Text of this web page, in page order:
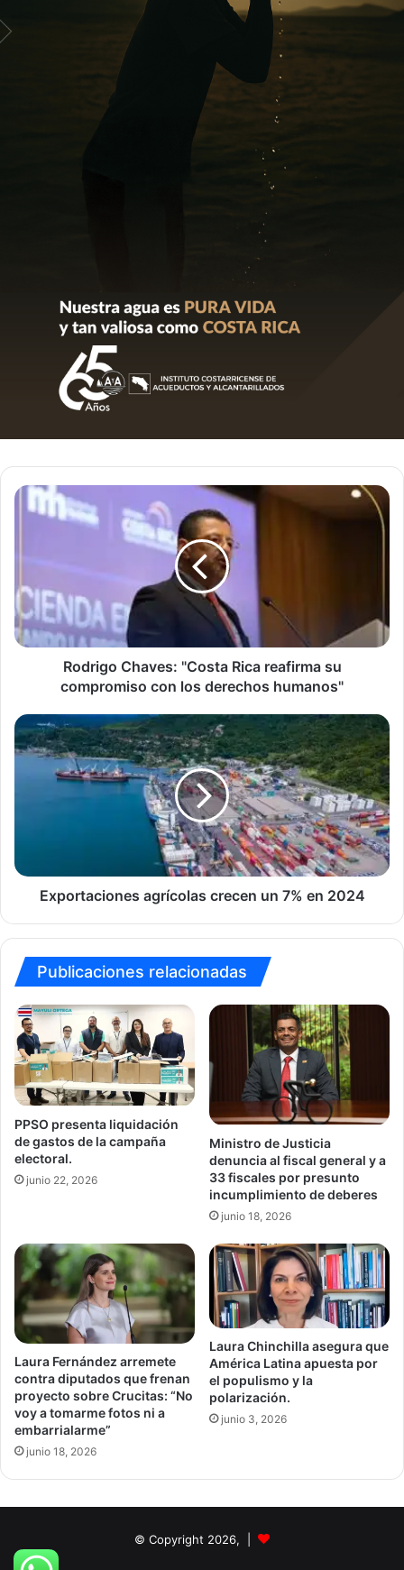
Rodrigo
Chaves:
reafirma
su
compromiso
con
los
derechos
humanos"
Rodrigo Chaves: "Costa Rica reafirma su
compromiso con los derechos humanos"
Exportaciones
agrícolas
crecen
Exportaciones agrícolas crecen un 7% en 2024
Publicaciones relacionadas
PPSO presenta liquidación
de gastos de la campaña
electoral.
junio 22, 2026
Ministro de Justicia
denuncia al fiscal general y a
33 fiscales por presunto
incumplimiento de deberes
junio 18, 2026
Laura Fernández arremete
contra diputados que frenan
proyecto sobre Crucitas: “No
voy a tomarme fotos ni a
embarrialarme”
junio 18, 2026
Laura Chinchilla asegura que
América Latina apuesta por
el populismo y la
polarización.
junio 3, 2026
© Copyright 2026, |